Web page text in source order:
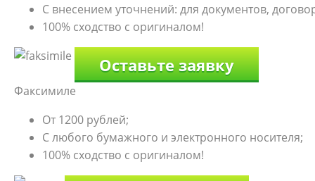
С внесением уточнений: для документов,
100% сходство с оригиналом!
Оставьте заявку
Факсимиле
От 1200 рублей;
С любого бумажного и электронного носителя;
100% сходство с оригиналом!